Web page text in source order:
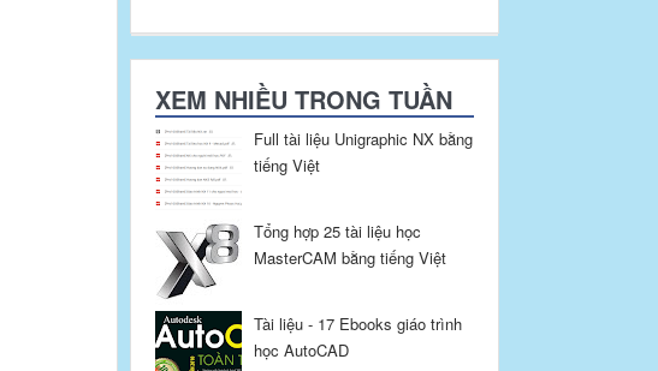
XEM NHIỀU TRONG TUẦN
Full tài liệu Unigraphic NX bằng
tiếng Việt
Tổng hợp 25 tài liệu học
MasterCAM bằng tiếng Việt
Tài liệu - 17 Ebooks giáo trình
học AutoCAD